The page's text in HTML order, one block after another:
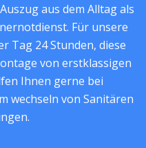
aus dem Alltag als
Für unsere
Tag 24 Stunden, diese
von erstklassigen
Ihnen gerne bei
wechseln von Sanitären